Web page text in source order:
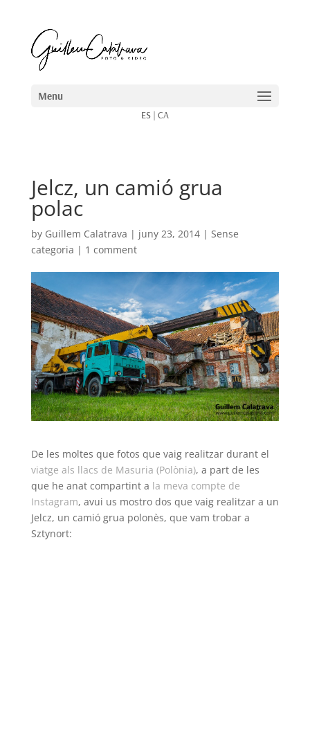
ES| CA
Jelcz, un camió grua
polac
by Guillem Calatrava | juny 23, 2014| Sense
categoria | 1 comment
De les moltes que fotos que vaig realitzar durant el
viatge als llacs de Masuria (Polònia), a part de les
que he anat compartint a la meva compte de
Instagram, avui us mostro dos que vaig realitzar a un
Jelcz, un camió grua polonès, que vam trobar a
Sztynort: